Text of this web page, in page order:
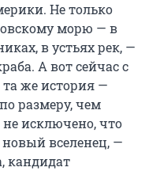
Не только
морю — в
в устьях рек, —
А вот сейчас с
же история —
размеру, чем
исключено, что
вселенец, —
кандидат